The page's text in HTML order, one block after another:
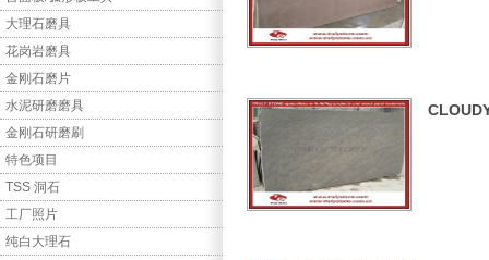
大理石磨具
花岗岩磨具
金刚石磨片
水泥研磨磨具
金刚石研磨刷
特色项目
TSS 洞石
工厂照片
纯白大理石